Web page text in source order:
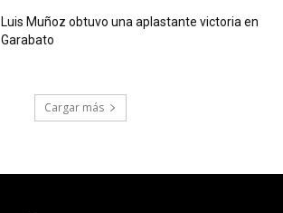
Luis Muñoz obtuvo una aplastante victoria en
Garabato
Cargar más